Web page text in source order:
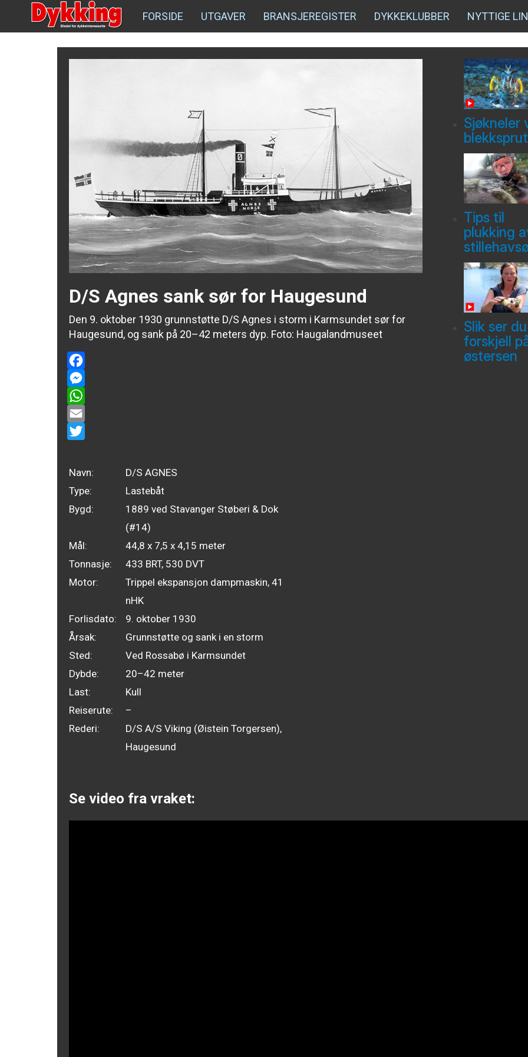
FORSIDE UTGAVER BRANSJEREGISTER DYKKEKLUBBER NYTTIGE
D/S Agnes sank sør for Haugesund
Den 9. oktober 1930 grunnstøtte D/S Agnes i storm i Karmsundet sør for
Haugesund, og sank på 20–42 meters dyp. Foto: Haugalandmuseet
Facebook
Messenger
WhatsApp
Email
Sjøkneler
blekksprut
Tips til
plukking
Slik ser du
forskjell
østersen
Navn:
D/S AGNES
Type:
Lastebåt
Bygd:
1889 ved Stavanger Støberi & Dok
(#14)
Mål:
44,8 x 7,5 x 4,15 meter
Tonnasje:
433 BRT, 530 DVT
Motor:
Trippel ekspansjon dampmaskin, 41
nHK
Forlisdato:
9. oktober 1930
Årsak:
Grunnstøtte og sank i en storm
Sted:
Ved Rossabø i Karmsundet
Dybde:
20–42 meter
Last:
Kull
Reiserute:
–
Rederi:
D/S A/S Viking (Øistein Torgersen),
Haugesund
Se video fra vraket: